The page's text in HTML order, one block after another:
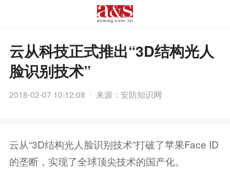
云从科技正式推出“3D结构光人
脸识别技术”
2018-02-07 10:12:08 来源：安防知识网
云从“3D结构光人脸识别技术”打破了苹果Face ID
的垄断，实现了全球顶尖技术的国产化。